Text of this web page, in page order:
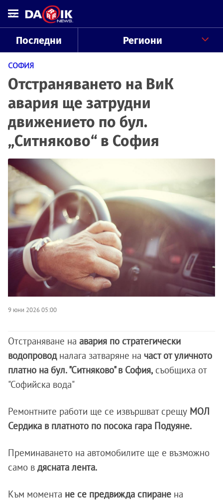
Последни Региони
СОФИЯ
Отстраняването на ВиК
авария ще затрудни
движението по бул.
„Ситняково“ в София
9 юни 2026 05:00
Отстраняване на авария по стратегически
водопровод налага затваряне на част от уличното
платно на бул. "Ситняково" в София, съобщиха от
"Софийска вода"
Ремонтните работи ще се извършват срещу МОЛ
Сердика в платното по посока гара Подуяне.
Преминаването на автомобилите ще е възможно
само в дясната лента.
Към момента не се предвижда спиране на